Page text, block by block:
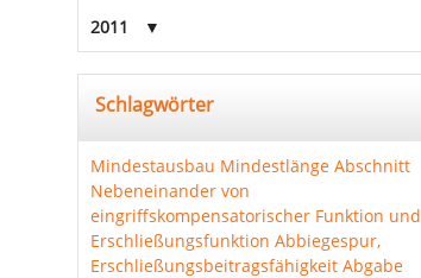
2011
Schlagwörter
Mindestausbau Mindestlänge Abschnitt
Nebeneinander von
eingriffskompensatorischer Funktion und
Erschließungsfunktion Abbiegespur,
Erschließungsbeitragsfähigkeit Abgabe